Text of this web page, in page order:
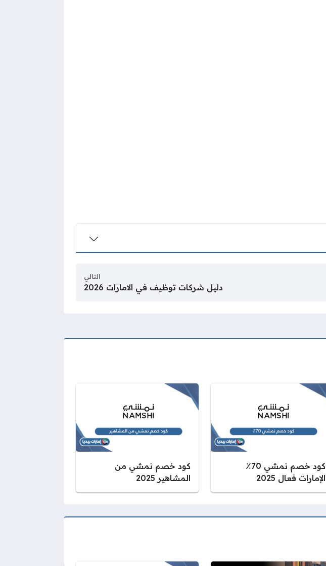
التالي
دليل شركات توظيف في الامارات 2026
كود خصم نمشي 70٪
الإمارات فعال 2025
كود خصم نمشي من
المشاهير 2025